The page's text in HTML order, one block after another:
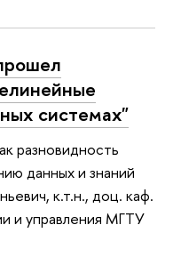
системах"
разновидность
данных и знаний
к.т.н., доц. каф.
и управления МГТУ